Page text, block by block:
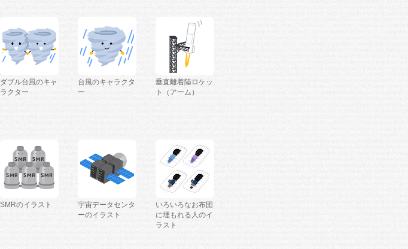
ダブル台風のキャ
ラクター
台風のキャラクタ
ー
垂直離着陸ロケッ
ト（アーム）
SMRのイラスト
宇宙データセンタ
ーのイラスト
いろいろなお布団
に埋もれる人のイ
ラスト